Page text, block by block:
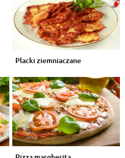
Placki ziemniaczane